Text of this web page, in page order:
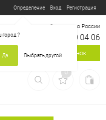
Определение
город?
Да Выбрать другой
Вход Регистрация
Бесплатный звонок по России
8 800 700 04 06
Заказать звонок
0